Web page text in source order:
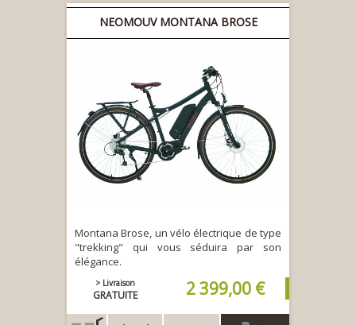
NEOMOUV MONTANA BROSE
Montana Brose, un vélo électrique de type
"trekking" qui vous séduira par son
élégance.
> Livraison
GRATUITE 2 399,00 €